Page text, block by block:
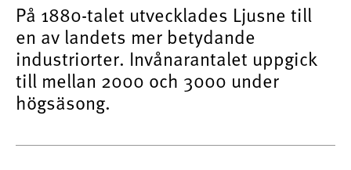
På 1880-talet utvecklades Ljusne till
en av landets mer betydande
industriorter. Invånarantalet uppgick
till mellan 2000 och 3000 under
högsäsong.